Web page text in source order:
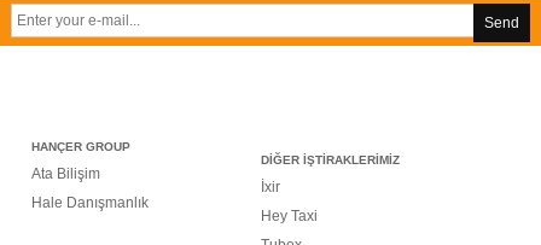
Send
HANÇER GROUP
Ata Bilişim
Hale Danışmanlık
DİĞER İŞTİRAKLERİMİZ
İxir
Hey Taxi